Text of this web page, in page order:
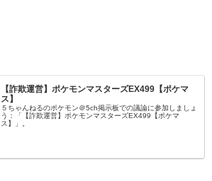
【詐欺運営】ポケモンマスターズEX499【ポケマ
ス】
５ちゃんねるのポケモン＠5ch掲示板での議論に参加しましょ
う：「【詐欺運営】ポケモンマスターズEX499【ポケマ
ス】」。